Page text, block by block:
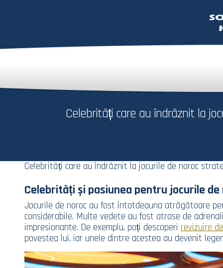
Celebrități care au îndrăznit la
Celebrități care au îndrăznit la jocurile de noroc
Celebrități și pasiunea pentru jocurile de
Jocurile de noroc au fost întotdeauna atrăgătoare
considerabile. Multe vedete au fost atrase de
impresionante. De exemplu, poți descoperi revizuire
povestea lui, iar unele dintre acestea au devenit